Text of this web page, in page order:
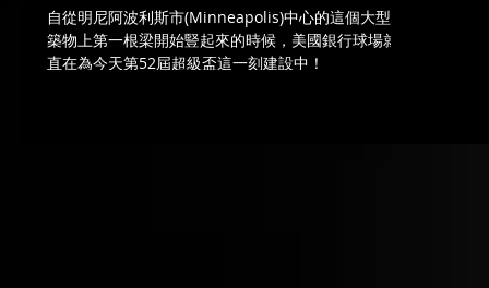
自從明尼阿波利斯市(Minneapolis)中心的這個大型建
築物上第一根梁開始豎起來的時候，美國銀行球場就一
直在為今天第52屆超級盃這一刻建設中！